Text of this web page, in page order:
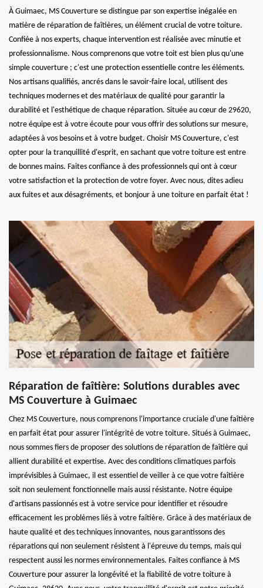
À Guimaec, MS Couverture se distingue par son expertise inégalée en
matière de réparation de faîtières, un élément crucial de votre toiture.
Confiée à nos experts, chaque intervention est réalisée avec minutie et
professionnalisme. Nous comprenons que votre toit est bien plus qu'une
simple couverture ; c'est une protection essentielle contre les éléments.
Nos artisans qualifiés, ancrés dans le savoir-faire local, utilisent des
techniques modernes et des matériaux de qualité pour garantir la
durabilité et l'esthétique de chaque réparation. Située au cœur de 29620,
notre équipe est à votre écoute pour vous offrir des solutions sur mesure,
adaptées à vos besoins et à votre budget. Choisir MS Couverture, c'est
opter pour la tranquillité d'esprit, en sachant que votre toiture est entre
de bonnes mains. Faites confiance à des professionnels qui ont à cœur
votre satisfaction et la protection de votre foyer. Avec nous, dites adieu
aux fuites et aux désagréments, et bonjour à une toiture en parfait état !
Réparation de faîtière: Solutions durables avec
MS Couverture à Guimaec
Chez MS Couverture, nous comprenons l'importance cruciale d'une faîtière
en parfait état pour assurer l'intégrité de votre toiture. Situés à Guimaec,
nous sommes fiers de proposer des solutions de réparation de faîtière qui
allient durabilité et expertise. Avec des conditions climatiques parfois
imprévisibles à Guimaec, il est essentiel de veiller à ce que votre faîtière
soit non seulement fonctionnelle mais aussi résistante. Notre équipe
d'artisans passionnés est à votre service pour identifier et résoudre
efficacement les problèmes liés à votre faîtière. Grâce à des matériaux de
haute qualité et des techniques innovantes, nous garantissons des
réparations qui non seulement résistent à l'épreuve du temps, mais qui
respectent aussi les normes environnementales. Faites confiance à MS
Couverture pour assurer la longévité et la fiabilité de votre toiture à